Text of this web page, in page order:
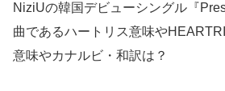
NiziUの韓国デビューシングル『
曲であるハートリス意味や
意味やカナルビ・和訳は？